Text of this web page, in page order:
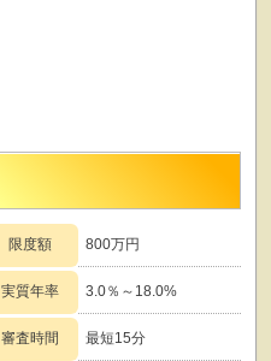
限度額 800万円
実質年率 3.0％～18.0%
審査時間 最短15分